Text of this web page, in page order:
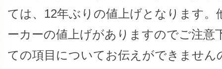
ては、12年ぶりの値上げとなります。
ーカーの値上げがありますのでご注意
ての項目についてお伝えができません